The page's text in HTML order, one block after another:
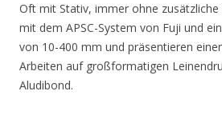
Oft mit Stativ, immer ohne zusätzliche
mit dem APSC-System von Fuji und
von 10-400 mm und präsentieren
Arbeiten auf großformatigen
Aludibond.